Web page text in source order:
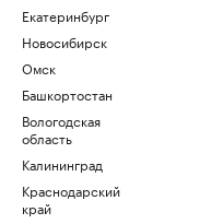
Екатеринбург
Новосибирск
Омск
Башкортостан
Вологодская
область
Калининград
Краснодарский
край